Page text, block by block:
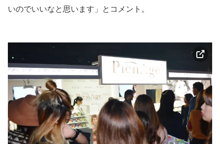
いのでいいなと思います」とコメント。